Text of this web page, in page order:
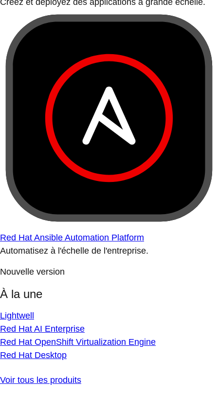
Créez et déployez des applications à grande échelle.
Red Hat Ansible Automation Platform
Automatisez à l'échelle de l'entreprise.
Nouvelle version
À la une
Lightwell
Red Hat AI Enterprise
Red Hat OpenShift Virtualization Engine
Red Hat Desktop
Voir tous les produits